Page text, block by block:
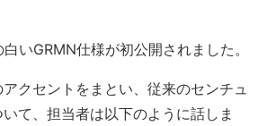
いGRMN仕様が初公開されました。
クセントをまとい、従来のセンチュ
て、担当者は以下のように話しま